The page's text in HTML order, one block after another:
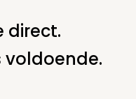
financiering uit
polis
direct.
voldoende.